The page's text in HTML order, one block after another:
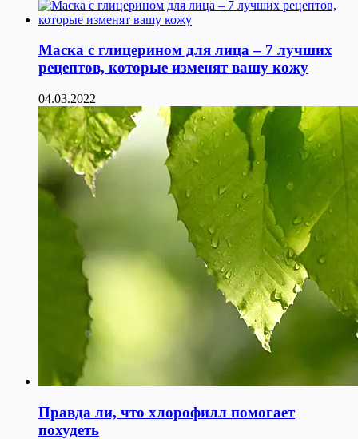
Маска с глицерином для лица – 7 лучших
рецептов, которые изменят вашу кожу
04.03.2022
Правда ли, что хлорофилл помогает
похудеть